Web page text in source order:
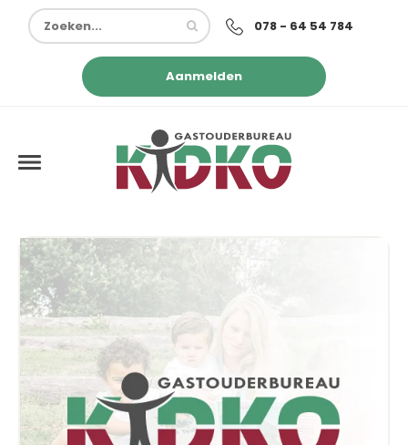
078 - 64 54 784
Aanmelden